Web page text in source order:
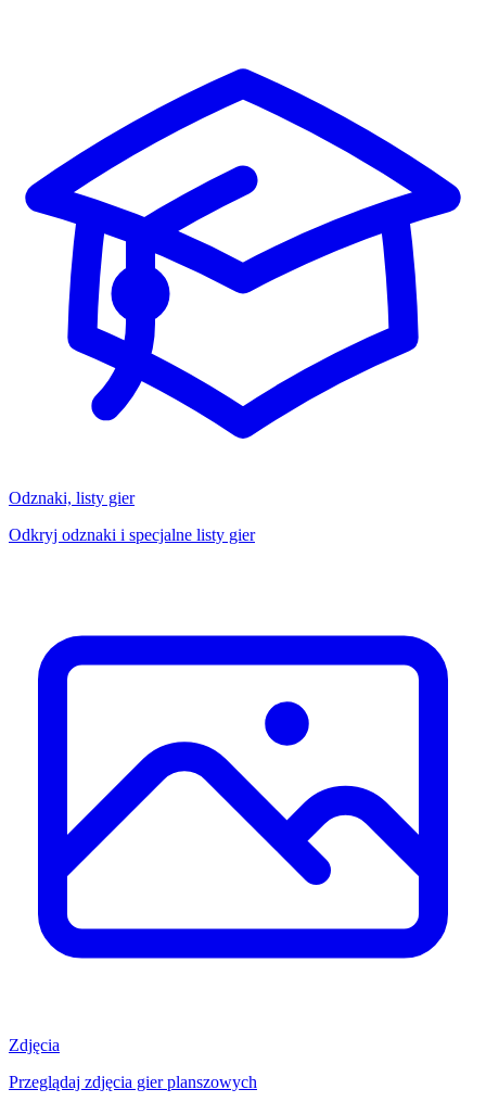
Odznaki, listy gier
Odkryj odznaki i specjalne listy gier
Zdjęcia
Przeglądaj zdjęcia gier planszowych